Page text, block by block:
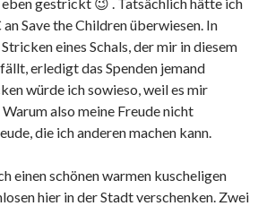
Save the Children überwiesen. In
eines Schals, der mir in diesem
erledigt das Spenden jemand
würde ich sowieso, weil es mir
also meine Freude nicht
die ich anderen machen kann.
einen schönen warmen kuscheligen
hier in der Stadt verschenken. Zwei